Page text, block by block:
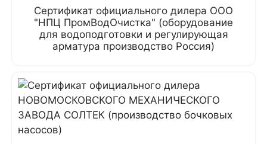
Сертификат официального дилера ООО
"НПЦ ПромВодОчистка" (оборудование
для водоподготовки и регулирующая
арматура производство Россия)